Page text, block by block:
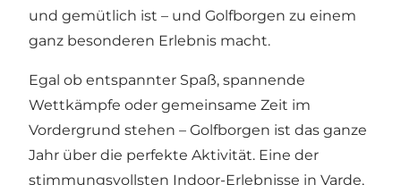
und gemütlich ist – und Golfborgen zu einem
ganz besonderen Erlebnis macht.
Egal ob entspannter Spaß, spannende
Wettkämpfe oder gemeinsame Zeit im
Vordergrund stehen – Golfborgen ist das ganze
Jahr über die perfekte Aktivität. Eine der
stimmungsvollsten Indoor-Erlebnisse in Varde,